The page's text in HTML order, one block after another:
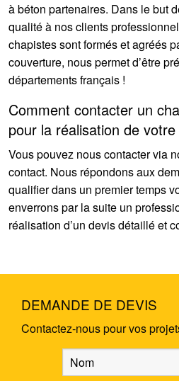
à béton partenaires. Dans le but
qualité à nos clients
chapistes sont formés et agréés
couverture, nous permet d’être
départements français !
Comment contacter un
pour la réalisation de
Vous pouvez nous contacter via
contact. Nous répondons aux
qualifier dans un premier temps
enverrons par la suite un
réalisation d’un devis détaillé et
DEMANDE DE DEVIS
Contactez-nous pour vos